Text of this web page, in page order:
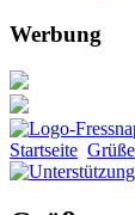
Werbung
Startseite